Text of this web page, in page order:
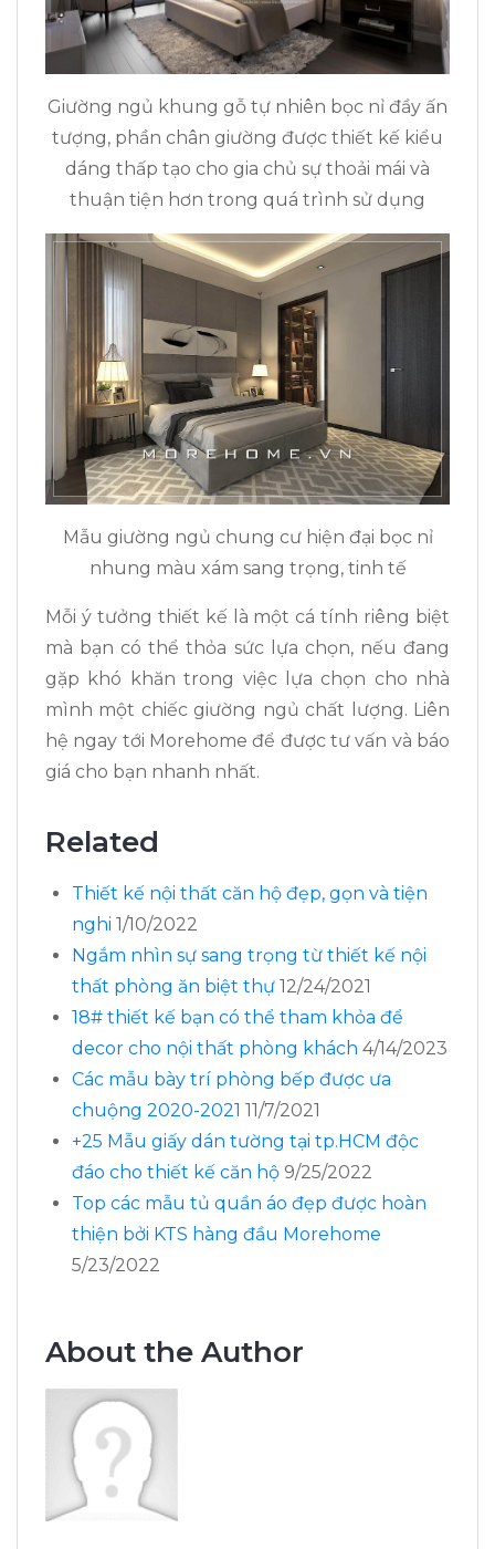
Giường ngủ khung gỗ tự nhiên bọc nỉ đầy ấn
tượng, phần chân giường được thiết kế kiểu
dáng thấp tạo cho gia chủ sự thoải mái và
thuận tiện hơn trong quá trình sử dụng
Mẫu giường ngủ chung cư hiện đại bọc nỉ
nhung màu xám sang trọng, tinh tế
Mỗi ý tưởng thiết kế là một cá tính riêng biệt
mà bạn có thể thỏa sức lựa chọn, nếu đang
gặp khó khăn trong việc lựa chọn cho nhà
mình một chiếc giường ngủ chất lượng. Liên
hệ ngay tới Morehome để được tư vấn và báo
giá cho bạn nhanh nhất.
Related
Thiết kế nội thất căn hộ đẹp, gọn và tiện
nghi 1/10/2022
Ngắm nhìn sự sang trọng từ thiết kế nội
thất phòng ăn biệt thự 12/24/2021
18# thiết kế bạn có thể tham khỏa để
decor cho nội thất phòng khách 4/14/2023
Các mẫu bày trí phòng bếp được ưa
chuộng 2020-2021 11/7/2021
+25 Mẫu giấy dán tường tại tp.HCM độc
đáo cho thiết kế căn hộ 9/25/2022
Top các mẫu tủ quần áo đẹp được hoàn
thiện bởi KTS hàng đầu Morehome
5/23/2022
About the Author